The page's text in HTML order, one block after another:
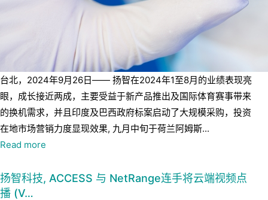
台北，2024年9月26日—— 扬智在2024年1至8月的业绩表现亮
眼，成长接近两成，主要受益于新产品推出及国际体育赛事带来
的换机需求，并且印度及巴西政府标案启动了大规模采购，投资
在地市场营销力度显现效果, 九月中旬于荷兰阿姆斯...
Read more
扬智科技, ACCESS 与 NetRange连手将云端视频点
播 (V…